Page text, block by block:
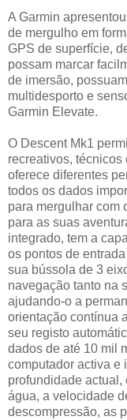
A Garmin
de mergulho em
GPS de superfície,
possam marcar
de imersão,
multidesporto e
Garmin Elevate.
O Descent Mk1
recreativos,
oferece diferentes
todos os dados
para mergulhar com
para as suas
integrado, tem a
os pontos de
sua bússola de 3
navegação tanto na
ajudando-o a
orientação contínua
seu registo
dados de até 10 mil
computador activa e
profundidade actual,
água, a velocidade
descompressão, as